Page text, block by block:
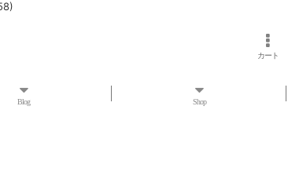
カート
Blog Shop